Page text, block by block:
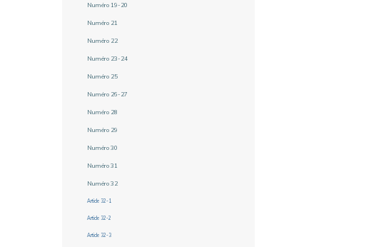
Numéro 19-20
Numéro 21
Numéro 22
Numéro 23-24
Numéro 25
Numéro 26-27
Numéro 28
Numéro 29
Numéro 30
Numéro 31
Numéro 32
Article 32-1
Article 32-2
Article 32-3